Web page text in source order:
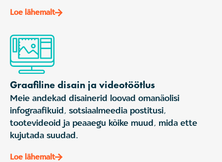
Loe lähemalt
Graafiline disain ja videotöötlus
Meie andekad disainerid loovad omanäolisi
infograafikuid, sotsiaalmeedia postitusi,
tootevideoid ja peaaegu kõike muud, mida ette
kujutada suudad.
Loe lähemalt